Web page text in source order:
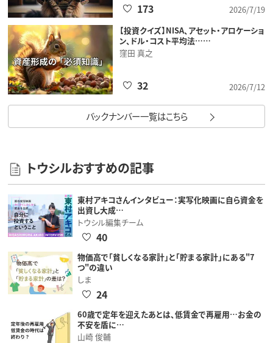
2026/7/19
173
【投資クイズ】NISA、アセット・アロケーショ
ン、ドル・コスト平均法……
窪田 真之
2026/7/12
32
バックナンバー一覧はこちら
トウシルおすすめの記事
東村アキコさんインタビュー：実写化映画に自ら資金を
出資し大成…
トウシル編集チーム
40
物価高で「貧しくなる家計」と「貯まる家計」にある"7
つ"の違い
しま
24
60歳で定年を迎えたあとは、低賃金で再雇用…お金の
不安を盾に…
山崎 俊輔